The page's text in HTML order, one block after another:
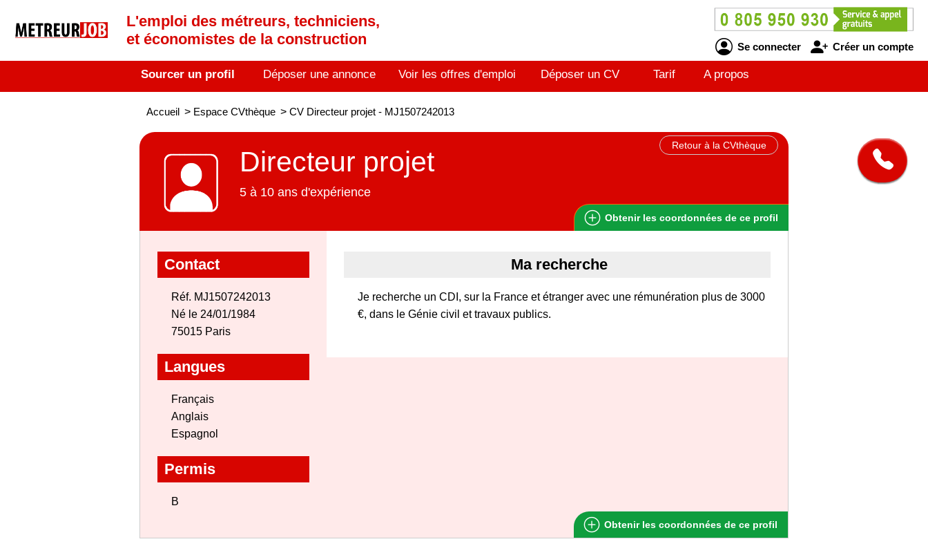
L'emploi des métreurs, techniciens,
et économistes de la construction
Se connecter Créer un compte
Sourcer un profil Déposer une annonce Voir les offres d'emploi Déposer un CV Tarif A propos
Accueil > Espace CVthèque > CV Directeur projet - MJ1507242013
Retour à la CVthèque
Directeur projet
5 à 10 ans d'expérience
Obtenir les coordonnées de ce profil
Contact
Réf. MJ1507242013
Né le 24/01/1984
75015 Paris
Langues
Français
Anglais
Espagnol
Permis
B
Ma recherche
Je recherche un CDI, sur la France et étranger avec une rémunération plus de 3000
€, dans le Génie civil et travaux publics.
Obtenir les coordonnées de ce profil